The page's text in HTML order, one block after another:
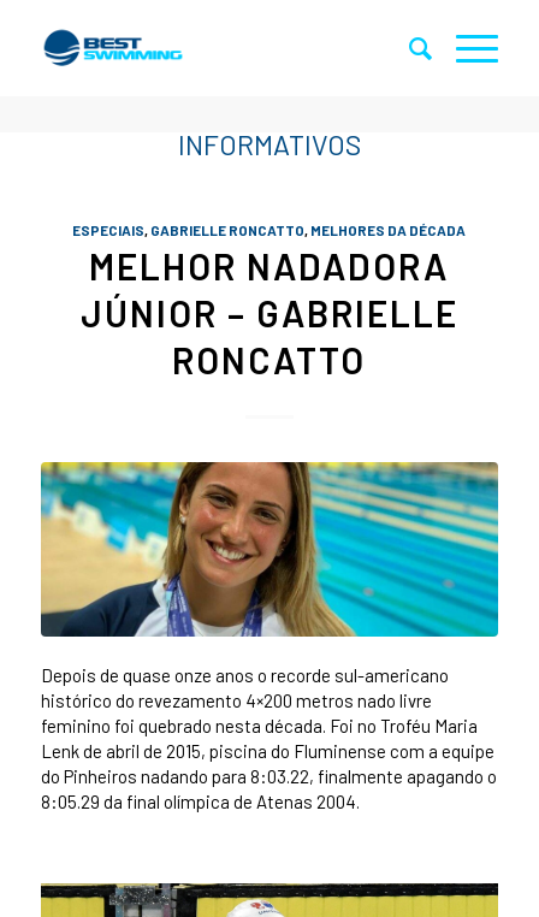
ESPECIAIS, GABRIELLE RONCATTO, MELHORES DA DÉCADA
MELHOR NADADORA
JÚNIOR – GABRIELLE
RONCATTO
Depois de quase onze anos o recorde sul-americano
histórico do revezamento 4×200 metros nado livre
feminino foi quebrado nesta década. Foi no Troféu Maria
Lenk de abril de 2015, piscina do Fluminense com a equipe
do Pinheiros nadando para 8:03.22, finalmente apagando o
8:05.29 da final olímpica de Atenas 2004.